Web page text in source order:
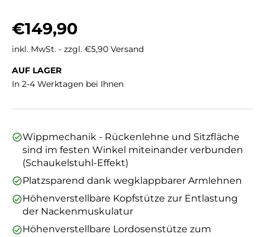
Normaler Preis
€149,90
inkl. MwSt. - zzgl. €5,90 Versand
AUF LAGER
In 2-4 Werktagen bei Ihnen
Wippmechanik - Rückenlehne und Sitzfläche
sind im festen Winkel miteinander verbunden
(Schaukelstuhl-Effekt)
Platzsparend dank wegklappbarer Armlehnen
Höhenverstellbare Kopfstütze zur Entlastung
der Nackenmuskulatur
Höhenverstellbare Lordosenstütze zum